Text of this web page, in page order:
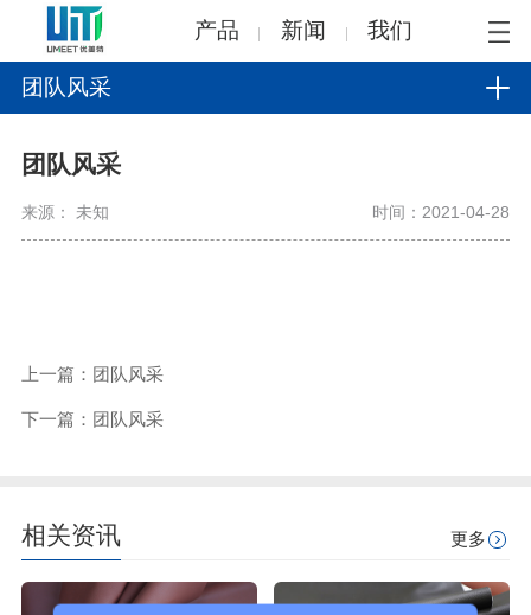
产品 新闻 我们
团队风采
团队风采
来源： 未知 时间：2021-04-28
上一篇：团队风采
下一篇：团队风采
相关资讯 更多